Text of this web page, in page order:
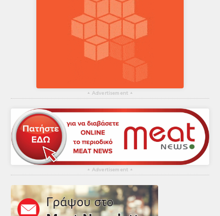
▴ Advertisement ▴
▴ Advertisement ▴